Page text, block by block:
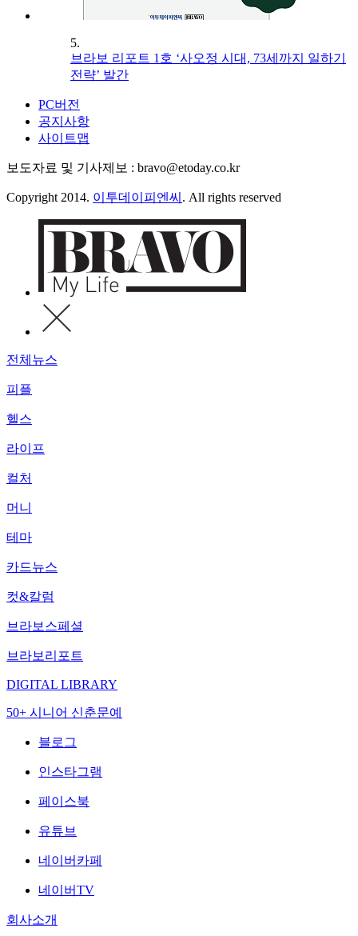
5.
브라보 리포트 1호 ‘사오정 시대, 73세까지 일하기
전략’ 발간
PC버전
공지사항
사이트맵
보도자료 및 기사제보 : bravo@etoday.co.kr
Copyright 2014. 이투데이피엔씨 . All rights reserved
전체뉴스
피플
헬스
라이프
컬처
머니
테마
카드뉴스
컷&칼럼
브라보스페셜
브라보리포트
DIGITAL LIBRARY
50+ 시니어 신춘문예
블로그
인스타그램
페이스북
유튜브
네이버카페
네이버TV
회사소개